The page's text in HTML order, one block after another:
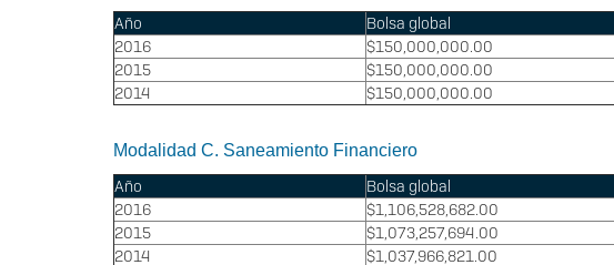
Año Bolsa global
2016
$150,000,000.00
2015
$150,000,000.00
2014
$150,000,000.00
Modalidad C. Saneamiento Financiero
Año Bolsa global
2016
$1,106,528,682.00
2015
$1,073,257,694.00
2014
$1,037,966,821.00